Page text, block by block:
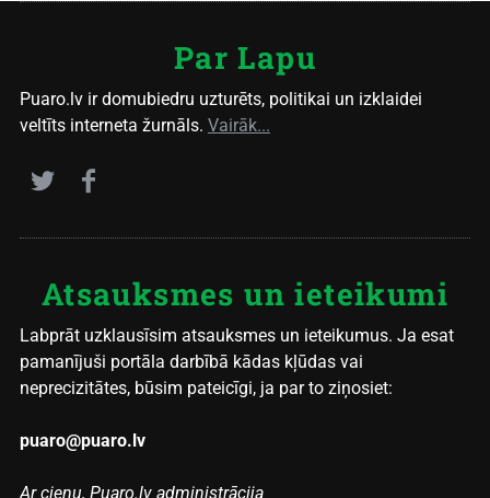
Par Lapu
Puaro.lv ir domubiedru uzturēts, politikai un izklaidei
veltīts interneta žurnāls. Vairāk...
Atsauksmes un ieteikumi
Labprāt uzklausīsim atsauksmes un ieteikumus. Ja esat
pamanījuši portāla darbībā kādas kļūdas vai
neprecizitātes, būsim pateicīgi, ja par to ziņosiet:
puaro@puaro.lv
Ar cieņu, Puaro.lv administrācija